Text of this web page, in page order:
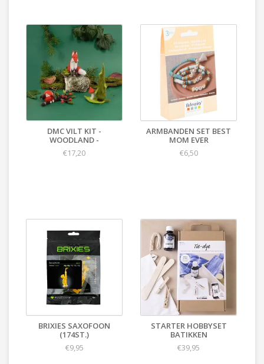
DMC VILT KIT -
WOODLAND -
€17,20
ARMBANDEN SET BEST
MOM EVER
€6,50
BRIXIES SAXOFOON
(174ST.)
€9,95
STARTER HOBBYSET
BATIKKEN
€39,95